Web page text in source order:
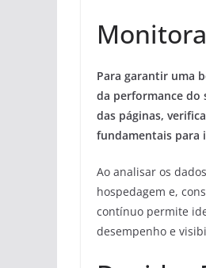
Para garantir uma
da performance do
das páginas,
fundamentais para
Ao analisar os
hospedagem e,
contínuo permite
desempenho e